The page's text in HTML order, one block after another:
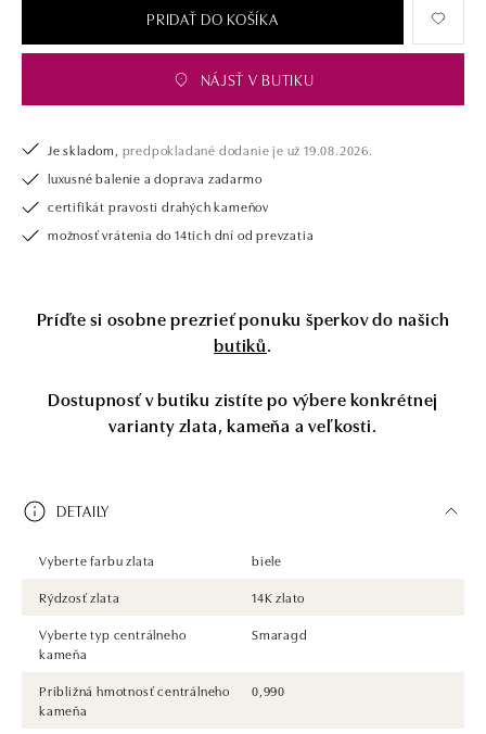
PRIDAŤ DO KOŠÍKA
NÁJSŤ V BUTIKU
Je skladom, predpokladané dodanie je už 19.08.2026.
luxusné balenie a doprava zadarmo
certifikát pravosti drahých kameňov
možnosť vrátenia do 14tich dní od prevzatia
Príďte si osobne prezrieť ponuku šperkov do našich
butiků.
Dostupnosť v butiku zistíte po výbere konkrétnej
varianty zlata, kameňa a veľkosti.
DETAILY
Vyberte farbu zlata
biele
Rýdzosť zlata
14K zlato
Vyberte typ centrálneho
kameňa
Smaragd
Približná hmotnosť centrálneho
kameňa
0,990